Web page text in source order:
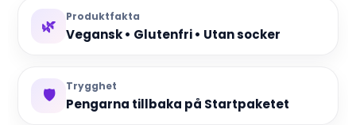
🌿 Produktfakta
Vegansk • Glutenfri • Utan socker
🛡️ Trygghet
Pengarna tillbaka på Startpaketet